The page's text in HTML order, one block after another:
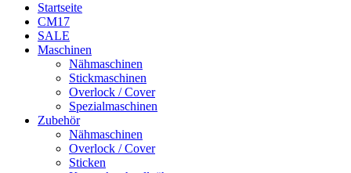
Startseite
CM17
SALE
Maschinen
Nähmaschinen
Stickmaschinen
Overlock / Cover
Spezialmaschinen
Zubehör
Nähmaschinen
Overlock / Cover
Sticken